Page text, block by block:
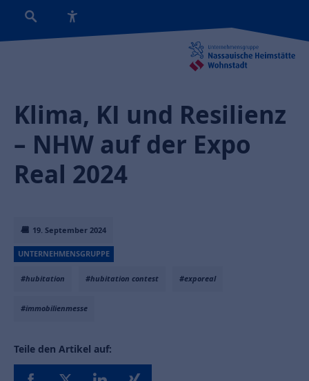
19. September 2024
UNTERNEHMENSGRUPPE
#hubitation #hubitation contest #exporeal
#immobilienmesse
Teile den Artikel auf:
Klima, KI und Resilienz
– NHW auf der Expo
Real 2024